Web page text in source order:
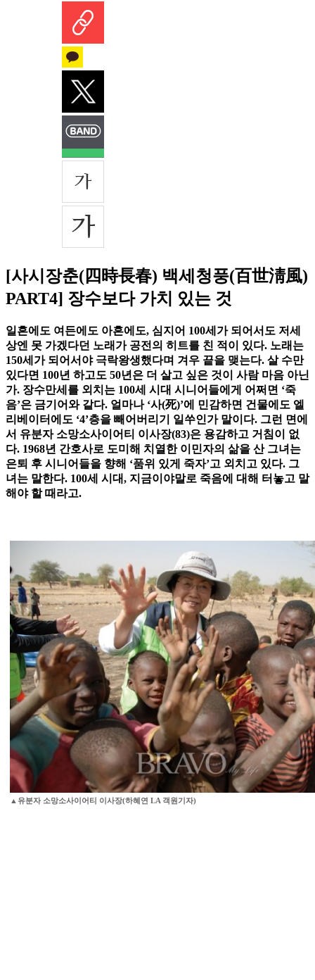
[사시장춘(四時長春) 백세청풍(百世淸風)
PART4] 장수보다 가치 있는 것
일흔에도 여든에도 아흔에도, 심지어 100세가 되어서도 저세
상엔 못 가겠다던 노래가 공전의 히트를 친 적이 있다. 노래는
150세가 되어서야 극락왕생했다며 겨우 끝을 맺는다. 살 수만
있다면 100년 하고도 50년은 더 살고 싶은 것이 사람 마음 아닌
가. 장수만세를 외치는 100세 시대 시니어들에게 어쩌면 ‘죽
음’은 금기어와 같다. 얼마나 ‘사(死)’에 민감하면 건물에도 엘
리베이터에도 ‘4’층을 빼어버리기 일쑤인가 말이다. 그런 면에
서 유분자 소망소사이어티 이사장(83)은 용감하고 거침이 없
다. 1968년 간호사로 도미해 치열한 이민자의 삶을 산 그녀는
은퇴 후 시니어들을 향해 ‘품위 있게 죽자’고 외치고 있다. 그
녀는 말한다. 100세 시대, 지금이야말로 죽음에 대해 터놓고 말
해야 할 때라고.
▲유분자 소망소사이어티 이사장(하혜연 LA 객원기자)